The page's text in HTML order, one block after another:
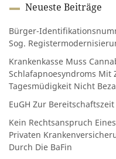
Neueste Beiträge
Bürger-
Sog.
Krankenkasse Muss
Schlafapnoesyndroms Mit
Tagesmüdigkeit Nicht
EuGH Zur
Kein Rechtsanspruch
Privaten
Durch Die BaFin